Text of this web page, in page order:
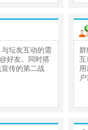
坛友互动的需
好友。同时搭
传的第二战
群
互